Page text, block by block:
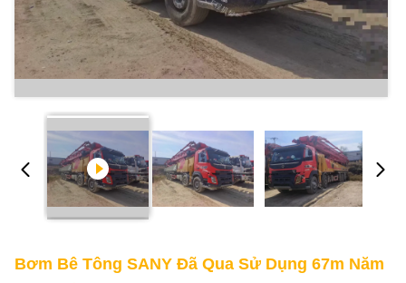
Bơm Bê Tông SANY Đã Qua Sử Dụng 67m Năm